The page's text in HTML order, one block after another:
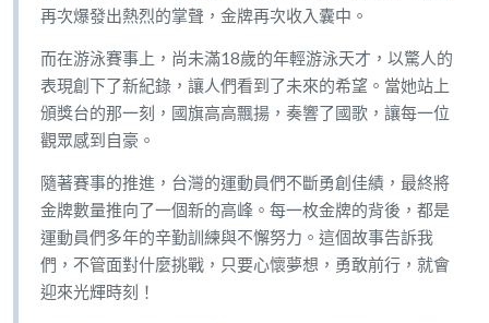
再次爆發出熱烈的掌聲，金牌再次收入囊中。
而在游泳賽事上，尚未滿18歲的年輕游泳天才，以驚人的
表現創下了新紀錄，讓人們看到了未來的希望。當她站上
頒獎台的那一刻，國旗高高飄揚，奏響了國歌，讓每一位
觀眾感到自豪。
隨著賽事的推進，台灣的運動員們不斷勇創佳績，最終將
金牌數量推向了一個新的高峰。每一枚金牌的背後，都是
運動員們多年的辛勤訓練與不懈努力。這個故事告訴我
們，不管面對什麼挑戰，只要心懷夢想，勇敢前行，就會
迎來光輝時刻！